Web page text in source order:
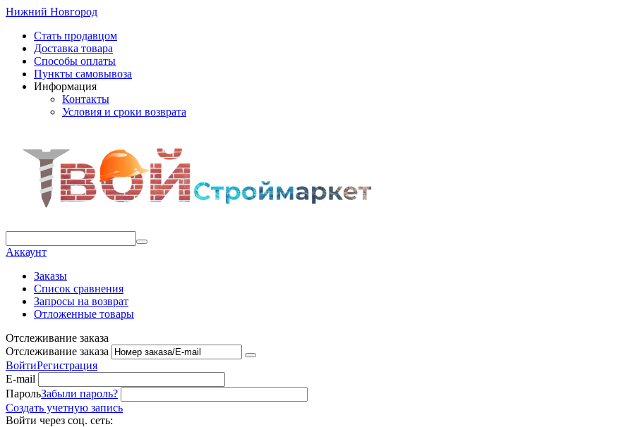
Нижний Новгород
Стать продавцом
Доставка товара
Способы оплаты
Пункты самовывоза
Информация
Контакты
Условия и сроки возврата
Аккаунт
Заказы
Список сравнения
Запросы на возврат
Отложенные товары
Отслеживание заказа
Отслеживание заказа
ВойтиРегистрация
E-mail
ПарольЗабыли пароль?
Создать учетную запись
Войти через соц. сеть: